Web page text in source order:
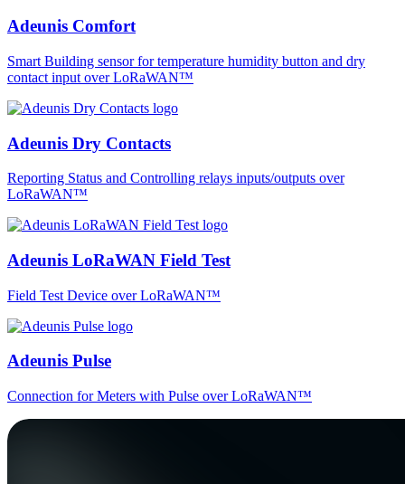
Adeunis Comfort
Smart Building sensor for temperature humidity button and dry
contact input over LoRaWAN™
Adeunis Dry Contacts
Reporting Status and Controlling relays inputs/outputs over
LoRaWAN™
Adeunis LoRaWAN Field Test
Field Test Device over LoRaWAN™
Adeunis Pulse
Connection for Meters with Pulse over LoRaWAN™